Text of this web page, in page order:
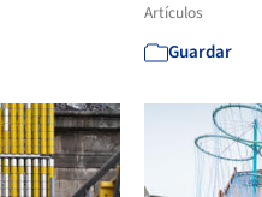
Artículos
Guardar